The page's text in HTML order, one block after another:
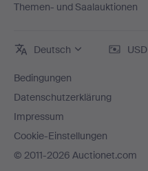
Themen- und Saalauktionen
Deutsch USD
Bedingungen
Datenschutzerklärung
Impressum
Cookie-Einstellungen
© 2011-2026 Auctionet.com